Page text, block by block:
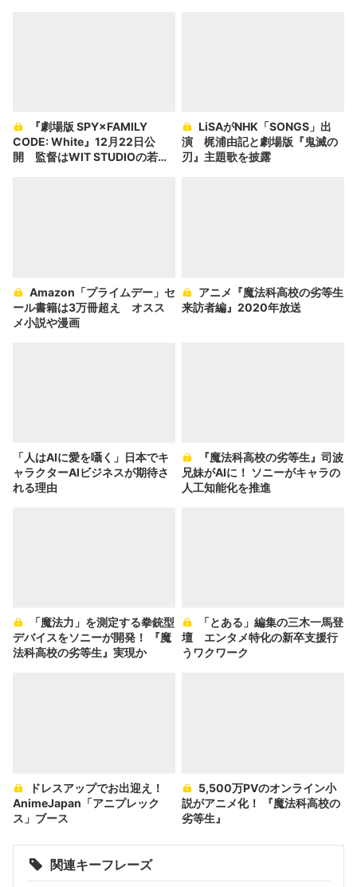
CODE: White』12月22日公
開 監督はWIT STUDIOの若手
演 梶浦由記と劇場版『鬼滅の
刃』主題歌を披露
ール書籍は3万冊超え オスス
メ小説や漫画
来訪者編』2020年放送
「人はAIに愛を囁く」日本でキ
ャラクターAIビジネスが期待さ
れる理由
兄妹がAIに！ ソニーがキャラの
人工知能化を推進
デバイスをソニーが開発！ 『魔
法科高校の劣等生』実現か
壇 エンタメ特化の新卒支援行
うワクワーク
AnimeJapan「アニプレック
ス」ブース
説がアニメ化！ 『魔法科高校の
劣等生』
関連キーフレーズ